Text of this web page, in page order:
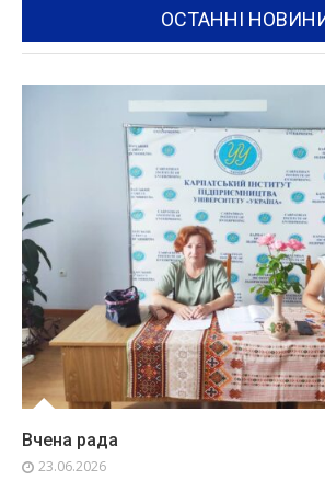
ОСТАННІ
Вчена рада
23.06.2026